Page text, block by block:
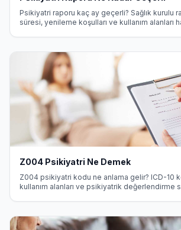
Psikiyatri raporu kaç ay geçerli? Sağlık kurulu
süresi, yenileme koşulları ve kullanım alanları
Z004 Psikiyatri Ne Demek
Z004 psikiyatri kodu ne anlama gelir? ICD-10
kullanım alanları ve psikiyatrik değerlendirme